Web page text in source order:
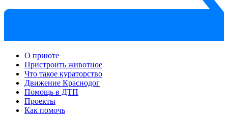
О приюте
Пристроить животное
Что такое кураторство
Движение Краснодог
Помощь в ДТП
Проекты
Как помочь